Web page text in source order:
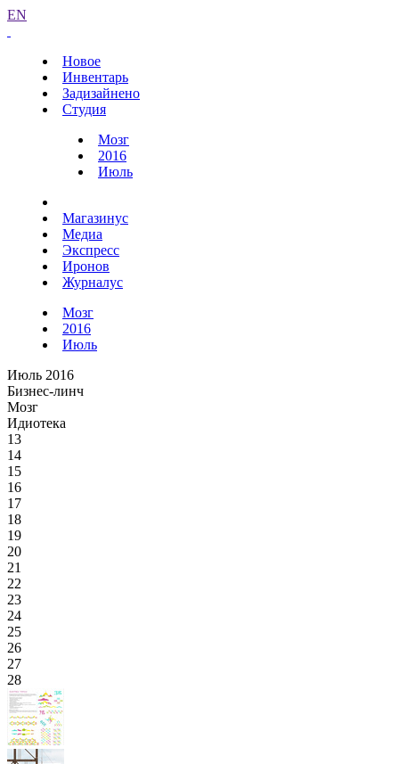
EN
Новое
Инвентарь
Задизайнено
Студия
Мозг
2016
Июль
Магазинус
Медиа
Экспресс
Иронов
Журналус
Мозг
2016
Июль
Июль 2016
Бизнес-линч
Мозг
Идиотека
13
14
15
16
17
18
19
20
21
22
23
24
25
26
27
28